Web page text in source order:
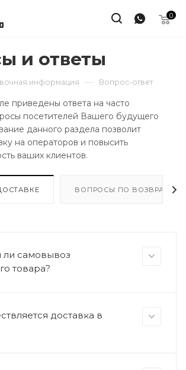
0
и ответы
информация — Вопрос-ответ
приведены ответа на часто
посетителей Вашего будущего
данного раздела позволит
на операторов и повысить
ваших клиентов.
ВОПРОСЫ ПО ВОЗВРАТУ
самовывоз
товара?
доставка в